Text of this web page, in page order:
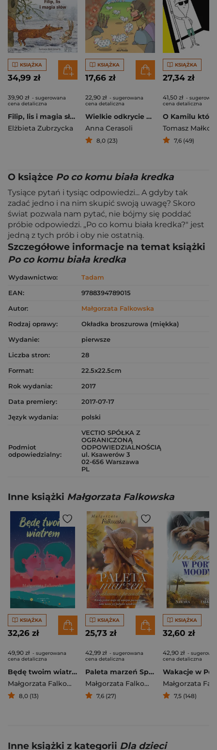
KSIĄŻKA
34,99 zł
39,90 zł - sugerowana
cena detaliczna
Filip, lis i magia słów
Elżbieta Zubrzycka
KSIĄŻKA
17,66 zł
22,90 zł - sugerowana
cena detaliczna
Wielkie odkrycie Bubal
Anna Cerasoli
8,0 (23)
KSIĄŻKA
27,34 zł
41,50 zł -
cena detaliczna
Tomasz
7,6 (49)
O książce Po co komu biała kredka
Tysiące pytań i tysiąc odpowiedzi... A gdyby tak
zadać jedno i na nim skupić swoją uwagę? Skoro
świat pozwala nam pytać, nie bójmy się poddać
próbie odpowiedzi. „Po co komu biała kredka?" jest
jedną z tych prób i oby nie ostatnią.
Szczegółowe informacje na temat książki
Po co komu biała kredka
Wydawnictwo:
Tadam
EAN:
9788394789015
Autor:
Małgorzata Falkowska
Rodzaj oprawy:
Okładka broszurowa (miękka)
Wydanie:
pierwsze
Liczba stron:
28
Format:
22.5x22.5cm
Rok wydania:
2017
Data premiery:
2017-07-17
Język wydania:
polski
Podmiot
odpowiedzialny:
VECTIO SPÓŁKA Z
OGRANICZONĄ
ODPOWIEDZIALNOŚCIĄ
ul. Ksawerów 3
02-656 Warszawa
PL
Inne książki Małgorzata Falkowska
KSIĄŻKA
32,26 zł
49,90 zł - sugerowana
cena detaliczna
Będę twoim wiatrem
Małgorzata Falkowska
8,0 (13)
KSIĄŻKA
25,73 zł
42,99 zł - sugerowana
cena detaliczna
Paleta marzeń Spotkanie z przeszłością
Małgorzata Falkowska
7,6 (27)
KSIĄŻKA
32,60 zł
42,90 zł -
cena detaliczna
7,5 (148)
Inne książki z kategorii Dla dzieci